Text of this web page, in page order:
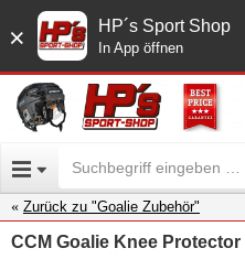
× HP´s Sport Shop
In App öffnen
Zurück zu "Goalie Zubehör"
CCM Goalie Knee